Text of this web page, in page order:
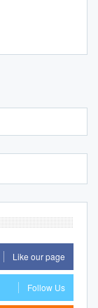
Like our page
Follow Us